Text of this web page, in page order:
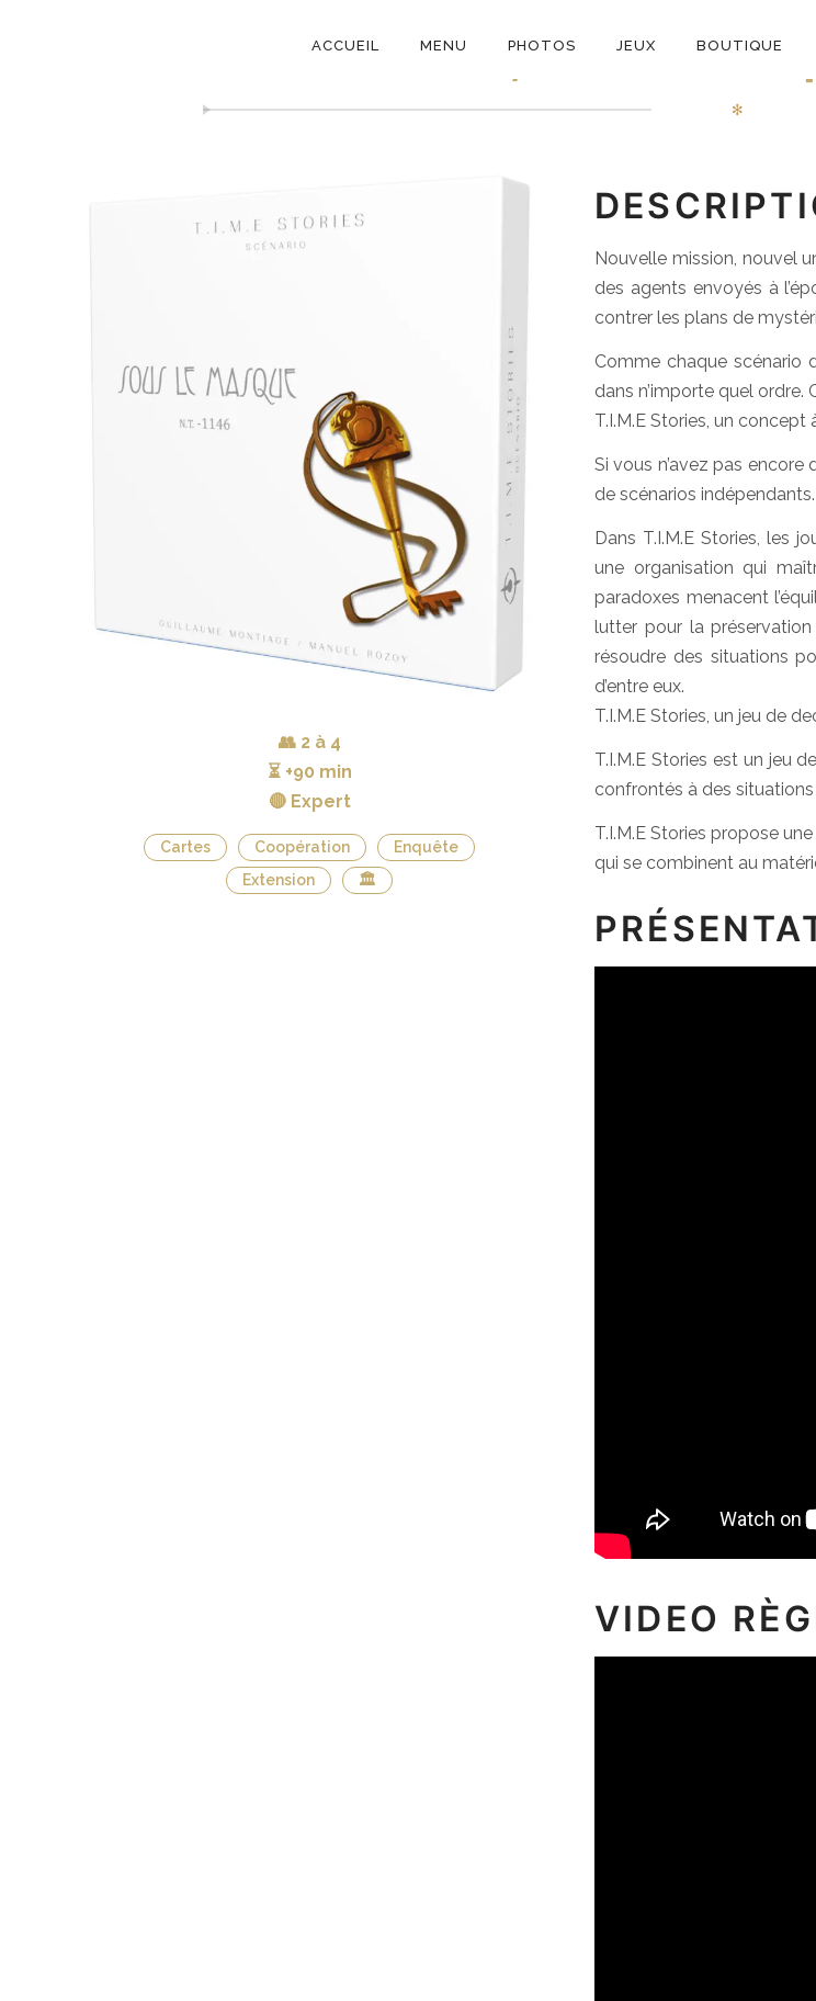
NAVIGATION
ACCUEIL MENU PHOTOS JEUX BOUTIQUE
Time Stories, Sous le
✻
👥 2 à 4
⏳ +90 min
🔴 Expert
Cartes Coopération
Enquête
Extension
🏛
Nouvelle mission, nouvel
des agents envoyés à
contrer les plans de
Comme chaque
dans n’importe quel
T.I.M.E Stories, un concept
Si vous n’avez pas
de scénarios indépendants.
Dans T.I.M.E Stories, les
une organisation qui
paradoxes menacent
lutter pour la
résoudre des situations
d’entre eux.
T.I.M.E Stories, un jeu de
T.I.M.E Stories est un jeu
confrontés à des
T.I.M.E Stories propose
qui se combinent au
VIDEO